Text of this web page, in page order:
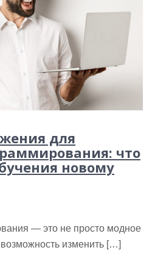
для
что
новому
— это не просто модное
изменить […]